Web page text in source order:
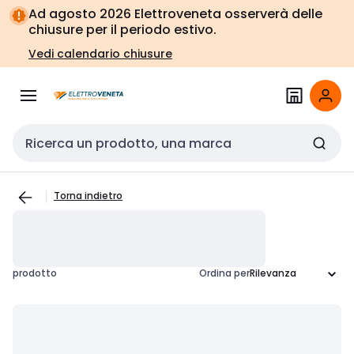
Vai alla
navigazione
Vai
alla
pagina
Ad agosto 2026 Elettroveneta osserverà delle
chiusure per il periodo estivo.
Vedi calendario chiusure
Cerca input
Torna indietro
prodotto Ordina per